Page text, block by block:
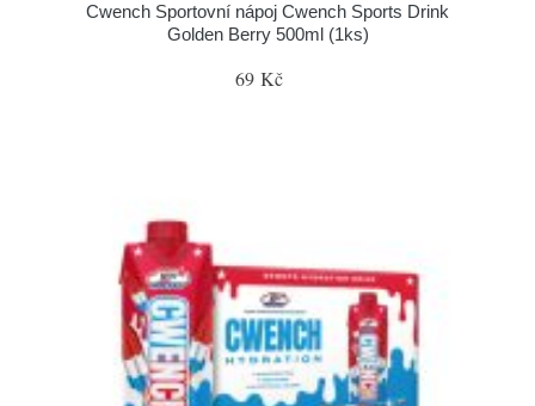
Cwench Sportovní nápoj Cwench Sports Drink
Golden Berry 500ml (1ks)
69 Kč